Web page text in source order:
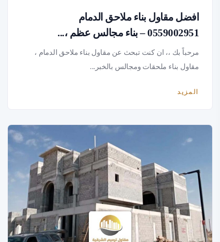
افضل مقاول بناء ملاحق الدمام
0559002951 – بناء مجالس عظم ،...
مرحباً بك ،، ان كنت تبحث عن مقاول بناء ملاحق الدمام ،
مقاول بناء ملحقات ومجالس بالخبر...
المزيد